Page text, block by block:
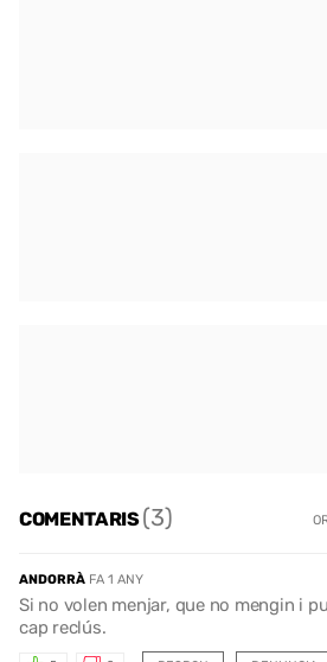
COMENTARIS(3)
ANDORRÀ FA 1 ANY
Si no volen menjar, que no mengin i
cap reclús.